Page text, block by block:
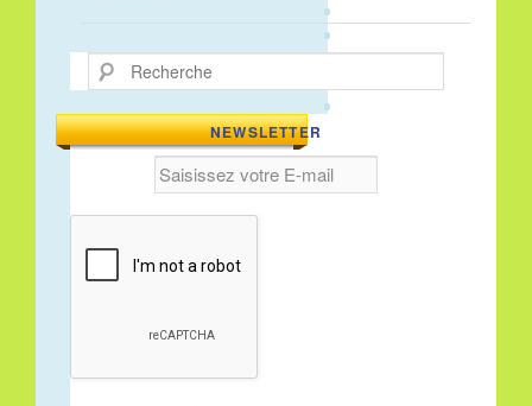
Recherche
NEWSLETTER